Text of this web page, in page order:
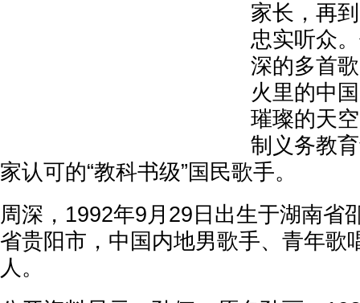
家长，再
忠实听众
深的多首
火里的中
璀璨的天
制义务教
家认可的“教科书级”国民歌手。
周深，1992年9月29日出生于湖南省
省贵阳市，中国内地男歌手、青年歌
人。